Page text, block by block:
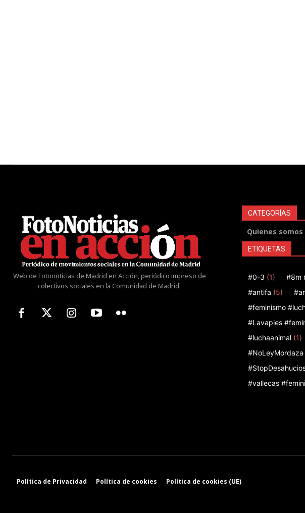
Web de Fotonoticias de Madrid en Acción, periódico impreso de
colectivos sociales en la Comunidad de Madrid.
CATEGORÍAS
Quienes somos
ETIQUETAS
#0-3 (1) #8m
#antifa (5)
#feminismo
#Lavapies
#luchaanimal (1)
#NoLeyMordaza
#vallecas
Política de Privacidad Política de cookies Política de cookies (UE)